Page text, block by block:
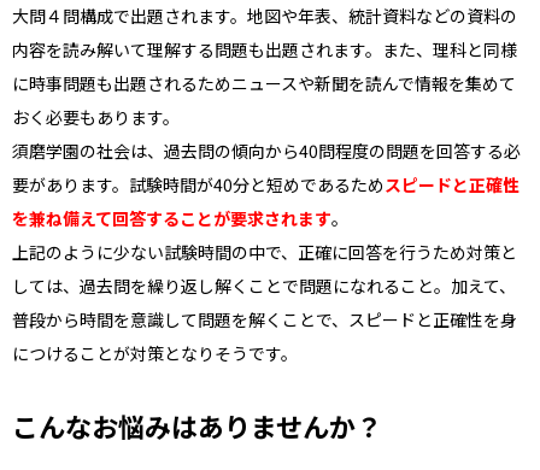
大問４問構成で出題されます。地図や年表、統計資料などの資料の
内容を読み解いて理解する問題も出題されます。また、理科と同様
に時事問題も出題されるためニュースや新聞を読んで情報を集めて
おく必要もあります。
須磨学園の社会は、過去問の傾向から40問程度の問題を回答する必
要があります。試験時間が40分と短めであるため スピードと正確性
を兼ね備えて回答することが要求されます。
上記のように少ない試験時間の中で、正確に回答を行うため対策と
しては、過去問を繰り返し解くことで問題になれること。加えて、
普段から時間を意識して問題を解くことで、スピードと正確性を身
につけることが対策となりそうです。
こんなお悩みはありませんか？